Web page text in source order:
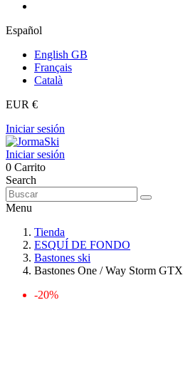
Español
English GB
Français
Català
EUR €
Iniciar sesión
Iniciar sesión
0 Carrito
Search
Menu
Tienda
ESQUÍ DE FONDO
Bastones ski
Bastones One / Way Storm GTX
-20%